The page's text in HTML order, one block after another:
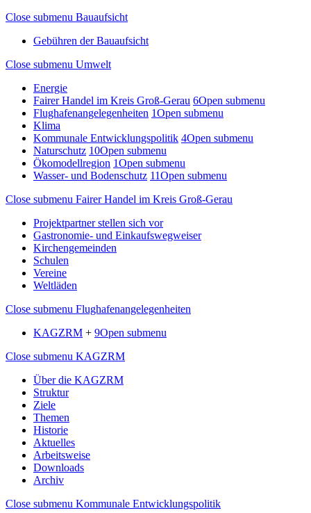
Close submenu Bauaufsicht
Gebühren der Bauaufsicht
Close submenu Umwelt
Energie
Fairer Handel im Kreis Groß-Gerau 6Open submenu
Flughafenangelegenheiten 1Open submenu
Klima
Kommunale Entwicklungspolitik 4Open submenu
Naturschutz 10Open submenu
Ökomodellregion 1Open submenu
Wasser- und Bodenschutz 11Open submenu
Close submenu Fairer Handel im Kreis Groß-Gerau
Projektpartner stellen sich vor
Gastronomie- und Einkaufswegweiser
Kirchengemeinden
Schulen
Vereine
Weltläden
Close submenu Flughafenangelegenheiten
KAGZRM + 9Open submenu
Close submenu KAGZRM
Über die KAGZRM
Struktur
Ziele
Themen
Historie
Aktuelles
Arbeitsweise
Downloads
Archiv
Close submenu Kommunale Entwicklungspolitik